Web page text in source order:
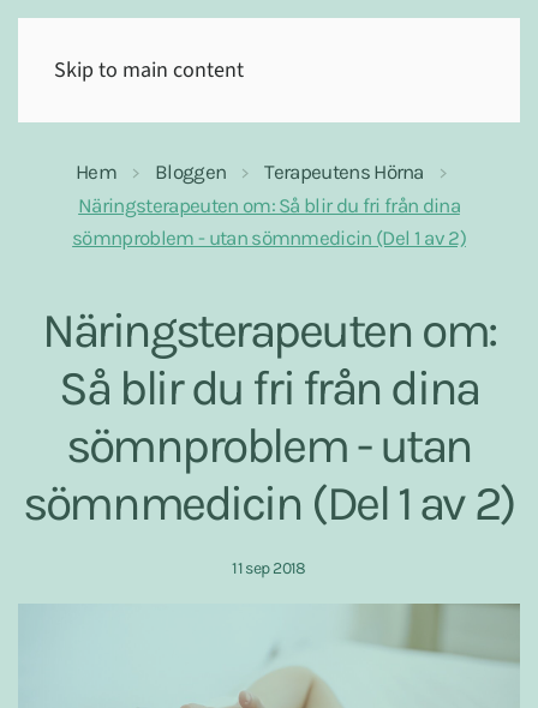
Skip to main content
Hem Bloggen
Terapeutens Hörna
Näringsterapeuten om: Så blir du fri från dina
sömnproblem - utan sömnmedicin (Del 1 av 2)
Näringsterapeuten om:
Så blir du fri från dina
sömnproblem - utan
sömnmedicin (Del 1 av 2)
11 sep 2018